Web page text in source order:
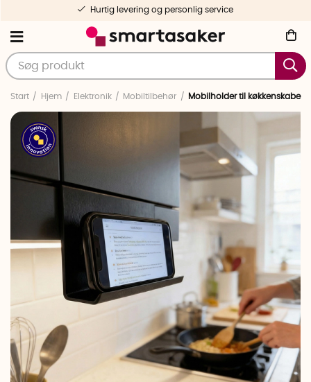
Hurtig levering og personlig service
Start Hjem Elektronik Mobiltilbehør Mobilholder til køkkenskabe